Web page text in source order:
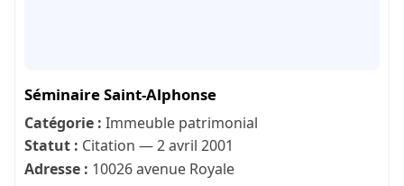
Séminaire Saint-Alphonse
Catégorie : Immeuble patrimonial
Statut : Citation — 2 avril 2001
Adresse : 10026 avenue Royale